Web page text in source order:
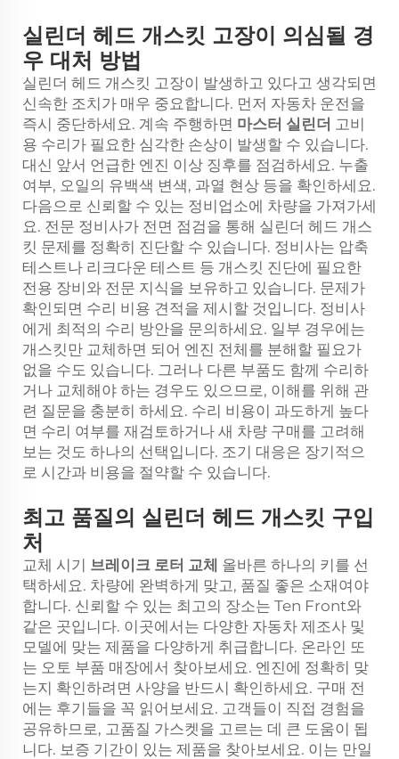
실린더 헤드 개스킷 고장이 의심될 경
우 대처 방법
실린더 헤드 개스킷 고장이 발생하고 있다고 생각되면
신속한 조치가 매우 중요합니다. 먼저 자동차 운전을
즉시 중단하세요. 계속 주행하면 마스터 실린더 고비
용 수리가 필요한 심각한 손상이 발생할 수 있습니다.
대신 앞서 언급한 엔진 이상 징후를 점검하세요. 누출
여부, 오일의 유백색 변색, 과열 현상 등을 확인하세요.
다음으로 신뢰할 수 있는 정비업소에 차량을 가져가세
요. 전문 정비사가 전면 점검을 통해 실린더 헤드 개스
킷 문제를 정확히 진단할 수 있습니다. 정비사는 압축
테스트나 리크다운 테스트 등 개스킷 진단에 필요한
전용 장비와 전문 지식을 보유하고 있습니다. 문제가
확인되면 수리 비용 견적을 제시할 것입니다. 정비사
에게 최적의 수리 방안을 문의하세요. 일부 경우에는
개스킷만 교체하면 되어 엔진 전체를 분해할 필요가
없을 수도 있습니다. 그러나 다른 부품도 함께 수리하
거나 교체해야 하는 경우도 있으므로, 이해를 위해 관
련 질문을 충분히 하세요. 수리 비용이 과도하게 높다
면 수리 여부를 재검토하거나 새 차량 구매를 고려해
보는 것도 하나의 선택입니다. 조기 대응은 장기적으
로 시간과 비용을 절약할 수 있습니다.
최고 품질의 실린더 헤드 개스킷 구입
처
교체 시기 브레이크 로터 교체 올바른 하나의 키를 선
택하세요. 차량에 완벽하게 맞고, 품질 좋은 소재여야
합니다. 신뢰할 수 있는 최고의 장소는 Ten Front와
같은 곳입니다. 이곳에서는 다양한 자동차 제조사 및
모델에 맞는 제품을 다양하게 취급합니다. 온라인 또
는 오토 부품 매장에서 찾아보세요. 엔진에 정확히 맞
는지 확인하려면 사양을 반드시 확인하세요. 구매 전
에는 후기들을 꼭 읽어보세요. 고객들이 직접 경험을
공유하므로, 고품질 가스켓을 고르는 데 큰 도움이 됩
니다. 보증 기간이 있는 제품을 찾아보세요. 이는 만일